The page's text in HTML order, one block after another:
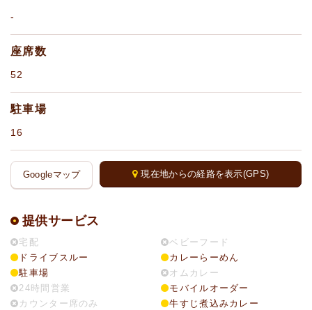
-
座席数
52
駐車場
16
Googleマップ 現在地からの経路を表示(GPS)
提供サービス
宅配
ドライブスルー
駐車場
24時間営業
カウンター席のみ
ベビーフード
カレーらーめん
オムカレー
モバイルオーダー
牛すじ煮込みカレー